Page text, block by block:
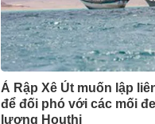
Ả Rập Xê Út muốn lập
để đối phó với các mối
lượng Houthi